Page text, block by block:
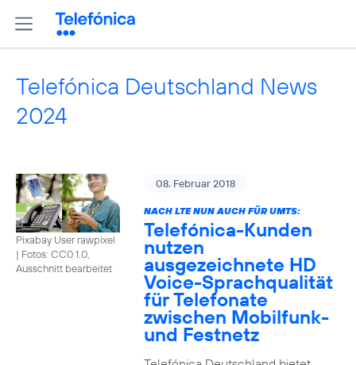
Telefónica Deutschland News
2024
Pixabay User rawpixel
| Fotos: CC0 1.0,
Ausschnitt bearbeitet
08. Februar 2018
NACH LTE NUN AUCH FÜR UMTS:
Telefónica-Kunden
nutzen
ausgezeichnete HD
Voice-Sprachqualität
für Telefonate
zwischen Mobilfunk-
und Festnetz